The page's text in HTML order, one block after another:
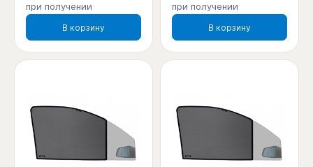
при получении
В корзину
при получении
В корзину